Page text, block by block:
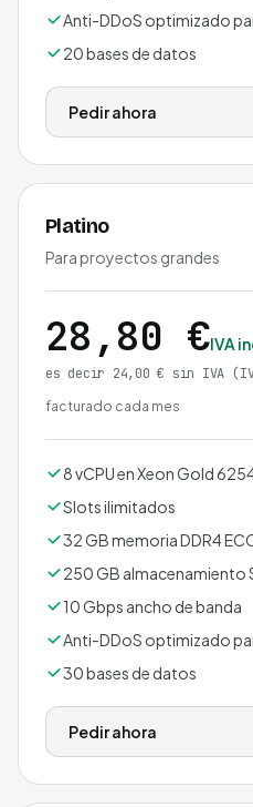
Anti-DDoS optimizado
20 bases de datos
Pedir ahora
Platino
Para proyectos grandes
28,80 €IVA
es decir 24,00 € sin IVA
facturado cada mes
8 vCPU en Xeon Gold
Slots ilimitados
32 GB memoria DDR4
250 GB almacenamiento
10 Gbps ancho de banda
Anti-DDoS optimizado
30 bases de datos
Pedir ahora